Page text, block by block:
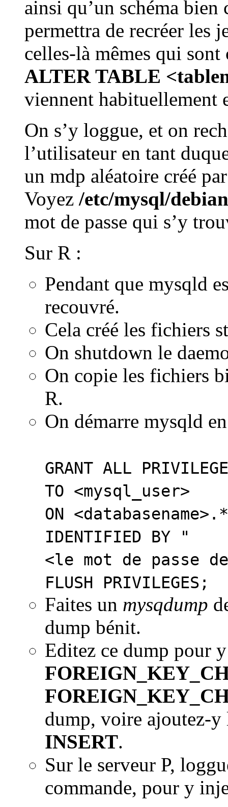
ainsi qu’un schéma
permettra de recréer les
celles-là mêmes qui sont
ALTER TABLE
viennent habituellement
On s’y loggue, et on
l’utilisateur en tant
un mdp aléatoire créé
Voyez /etc/mysql/
mot de passe qui s’y
Sur R :
Pendant que mysqld
recouvré.
Cela créé les fichiers
On shutdown le
On copie les fichiers
R.
On démarre mysqld
GRANT ALL
TO <mysql_user>
ON
IDENTIFIED BY "
<le mot de passe
FLUSH PRIVILEGES;
Faites un mysqdump
dump bénit.
Editez ce dump pour
dump, voire ajoutez-
INSERT.
Sur le serveur P,
commande, pour y